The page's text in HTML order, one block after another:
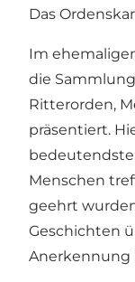
Das
Im
die
Ritterorden,
präsentiert.
Menschen
geehrt
Geschichten
Anerkennung